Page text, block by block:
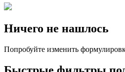
Ничего не нашлось
Попробуйте изменить